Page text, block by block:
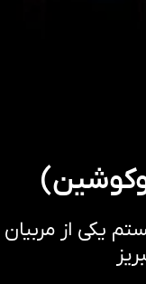
یکی از مربیان